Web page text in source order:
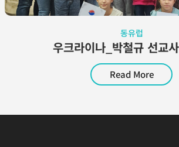
동유럽
우크라이나_박철규 선교
Read More